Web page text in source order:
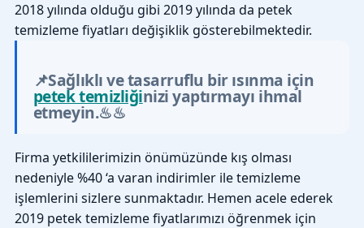
2018 yılında olduğu gibi 2019 yılında da petek
temizleme fiyatları değişiklik gösterebilmektedir.
📌Sağlıklı ve tasarruflu bir ısınma için
petek temizliğinizi yaptırmayı ihmal
etmeyin.♨♨
Firma yetkililerimizin önümüzünde kış olması
nedeniyle %40 ‘a varan indirimler ile temizleme
işlemlerini sizlere sunmaktadır. Hemen acele ederek
2019 petek temizleme fiyatlarımızı öğrenmek için